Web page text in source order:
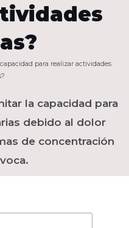
para realizar actividades
la capacidad para
debido al dolor
de concentración